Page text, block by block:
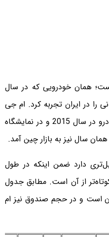
هست؛ همان خودرویی که در سال
را در ایران تجربه کرد. ام جی
360 نیز به‌عنوان جایگزین این خودرو در سال 2015 و در نمایشگاه
سال نیز به بازار چین آمد.
ظاهر شکیل‌تری دارد ضمن اینکه در طول
کوتاه‌تر از آن است. مطابق جدول
است و در حجم صندوق نیز ام